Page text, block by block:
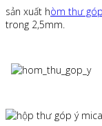
sản xuất hòm thư
trong 2,5mm.